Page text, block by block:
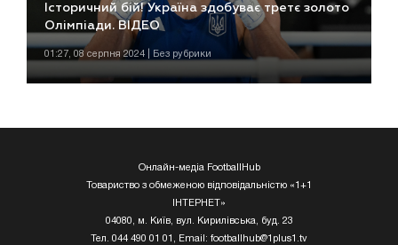
Історичний бій! Україна здобуває третє золото
Олімпіади. ВІДЕО
01:27, 08 серпня 2024 | Без рубрики
Онлайн-медіа FootballHub
Товариство з обмеженою відповідальністю «1+1
ІНТЕРНЕТ»
04080, м. Київ, вул. Кирилівська, буд. 23
Тел. 044 490 01 01, Email: footballhub@1plus1.tv